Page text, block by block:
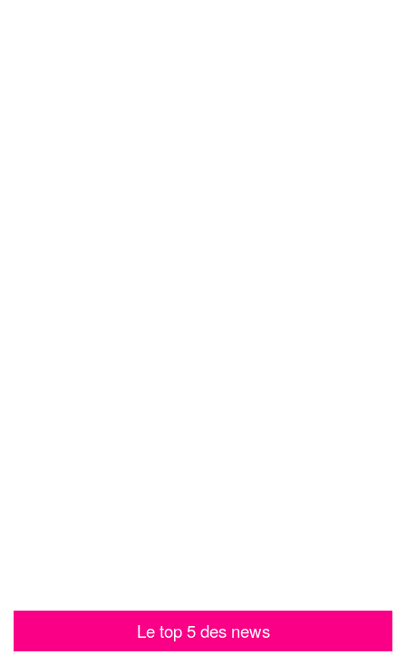
Le top 5 des news